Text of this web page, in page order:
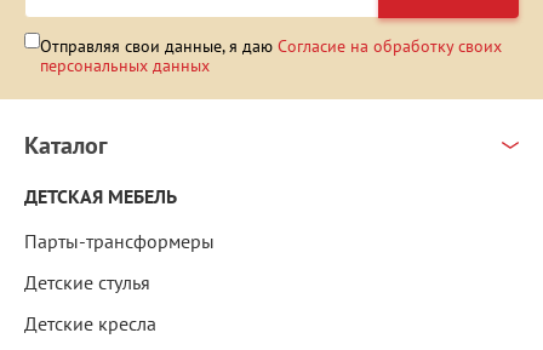
Отправляя свои данные, я даю Согласие на обработку своих
персональных данных
Каталог
ДЕТСКАЯ МЕБЕЛЬ
Парты-трансформеры
Детские стулья
Детские кресла